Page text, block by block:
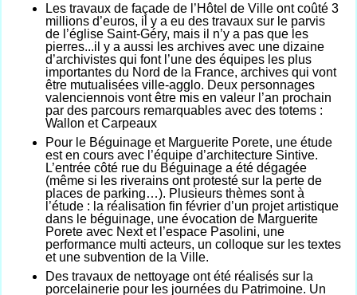
Les travaux de façade de l’Hôtel de Ville ont coûté 3
millions d’euros, il y a eu des travaux sur le parvis
de l’église Saint-Géry, mais il n’y a pas que les
pierres...il y a aussi les archives avec une dizaine
d’archivistes qui font l’une des équipes les plus
importantes du Nord de la France, archives qui vont
être mutualisées ville-agglo. Deux personnages
valenciennois vont être mis en valeur l’an prochain
par des parcours remarquables avec des totems :
Wallon et Carpeaux
Pour le Béguinage et Marguerite Porete, une étude
est en cours avec l’équipe d’architecture Sintive.
L’entrée côté rue du Béguinage a été dégagée
(même si les riverains ont protesté sur la perte de
places de parking…). Plusieurs thèmes sont à
l’étude : la réalisation fin février d’un projet artistique
dans le béguinage, une évocation de Marguerite
Porete avec Next et l’espace Pasolini, une
performance multi acteurs, un colloque sur les textes
et une subvention de la Ville.
Des travaux de nettoyage ont été réalisés sur la
porcelainerie pour les journées du Patrimoine. Un